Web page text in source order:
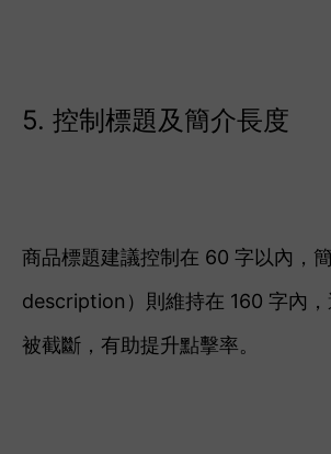
5. 控制標題及簡介長度
商品標題建議控制在 60 字以內，
description）則維持在 160 字內，
被截斷，有助提升點擊率。